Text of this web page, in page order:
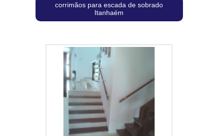
corrimãos para escada de sobrado
Itanhaém